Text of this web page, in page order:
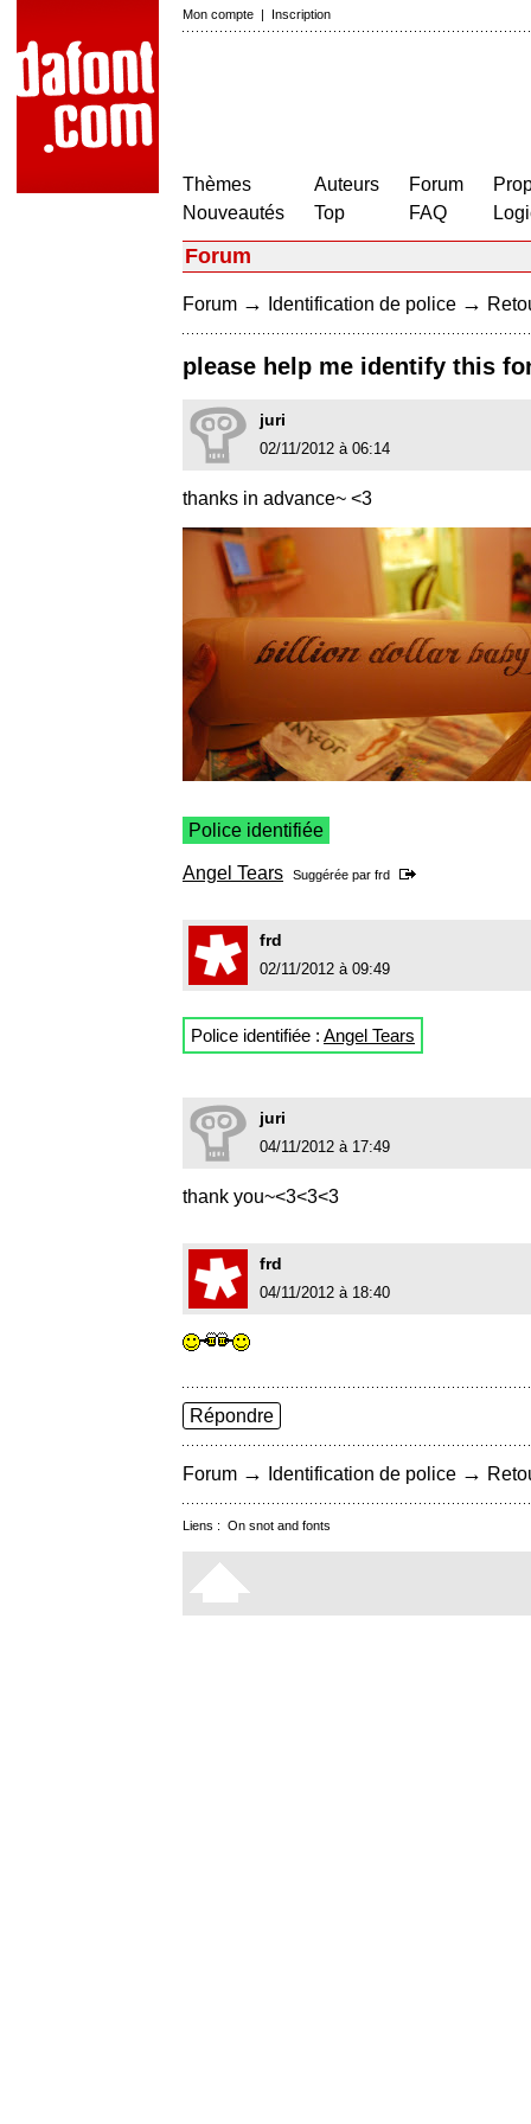
Mon compte | Inscription
Thèmes
Nouveautés
Auteurs
Top
Forum
FAQ
Forum
Forum → Identification de police →
please help me identify this
juri
02/11/2012 à 06:14
thanks in advance~ <3
Police identifiée
Angel Tears Suggérée par frd
frd
02/11/2012 à 09:49
Police identifiée : Angel Tears
juri
04/11/2012 à 17:49
thank you~<3<3<3
frd
04/11/2012 à 18:40
Répondre
Forum → Identification de police →
Liens : On snot and fonts